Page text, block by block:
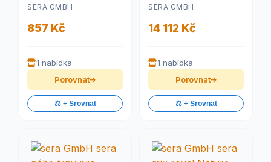
SERA GMBH
857 Kč
1 nabídka
Porovnat
⚖️ + Srovnat
SERA GMBH
14 112 Kč
1 nabídka
Porovnat
⚖️ + Srovnat